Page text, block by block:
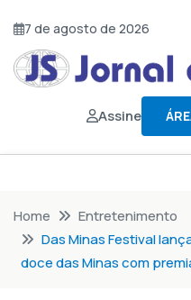
7 de agosto de 2026
Assine
Home
Entretenimento
Das Minas Festival
doce das Minas com